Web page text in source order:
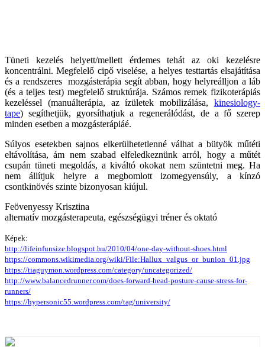
Tüneti kezelés helyett/mellett érdemes tehát az oki kezelésre
koncentrálni. Megfelelő cipő viselése, a helyes testtartás elsajátítása
és a rendszeres mozgásterápia segít abban, hogy helyreálljon a láb
(és a teljes test) megfelelő struktúrája. Számos remek fizikoterápiás
kezeléssel (manuálterápia, az ízületek mobilizálása, kinesiology-
tape) segíthetjük, gyorsíthatjuk a regenerálódást, de a fő szerep
minden esetben a mozgásterápiáé.
Súlyos esetekben sajnos elkerülhetetlenné válhat a bütyök műtéti
eltávolítása, ám nem szabad elfeledkeznünk arról, hogy a műtét
csupán tüneti megoldás, a kiváltó okokat nem szüntetni meg. Ha
nem állítjuk helyre a megbomlott izomegyensúly, a kínzó
csontkinövés szinte bizonyosan kiújul.
Feövenyessy Krisztina
alternatív mozgásterapeuta, egészségügyi tréner és oktató
Képek:
http://lifeinfunsize.blogspot.hu/2010/04/one-day-without-shoes.html
https://commons.wikimedia.org/wiki/File:Hallux_valgus_or_bunion_01.jpg
https://tiaguymon.wordpress.com/category/uncategorized/
http://www.balancedrunner.com/does-forward-head-posture-cause-stress-for-
runners/
https://hypersonic55.wordpress.com/tag/university/